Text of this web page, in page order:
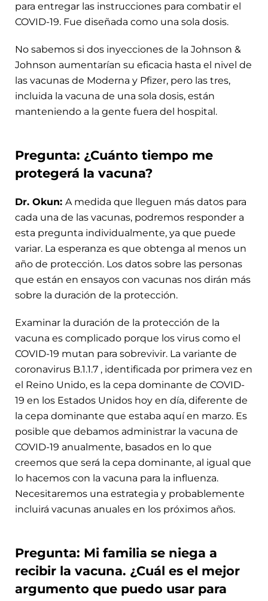
para entregar las instrucciones para combatir el
COVID-19. Fue diseñada como una sola dosis.
No sabemos si dos inyecciones de la Johnson &
Johnson aumentarían su eficacia hasta el nivel de
las vacunas de Moderna y Pfizer, pero las tres,
incluida la vacuna de una sola dosis, están
manteniendo a la gente fuera del hospital.
Pregunta: ¿Cuánto tiempo me
protegerá la vacuna?
Dr. Okun: A medida que lleguen más datos para
cada una de las vacunas, podremos responder a
esta pregunta individualmente, ya que puede
variar. La esperanza es que obtenga al menos un
año de protección. Los datos sobre las personas
que están en ensayos con vacunas nos dirán más
sobre la duración de la protección.
Examinar la duración de la protección de la
vacuna es complicado porque los virus como el
COVID-19 mutan para sobrevivir. La variante de
coronavirus B.1.1.7 , identificada por primera vez en
el Reino Unido, es la cepa dominante de COVID-
19 en los Estados Unidos hoy en día, diferente de
la cepa dominante que estaba aquí en marzo. Es
posible que debamos administrar la vacuna de
COVID-19 anualmente, basados en lo que
creemos que será la cepa dominante, al igual que
lo hacemos con la vacuna para la influenza.
Necesitaremos una estrategia y probablemente
incluirá vacunas anuales en los próximos años.
Pregunta: Mi familia se niega a
recibir la vacuna. ¿Cuál es el mejor
argumento que puedo usar para